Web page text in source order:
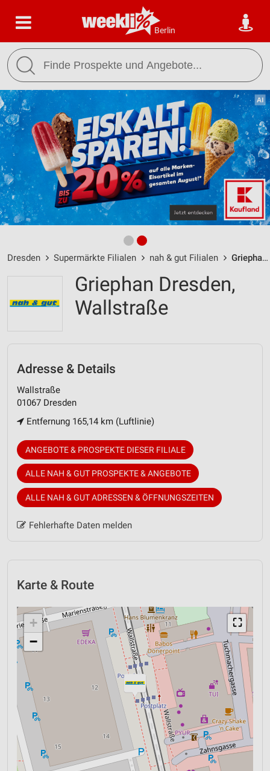
Berlin
Dresden Supermärkte Filialen nah & gut Filialen Griephan Dresden / Wallstraße - Öffnungszeiten & Adresse
Griephan Dresden,
Wallstraße
Adresse & Details
Wallstraße
01067 Dresden
Entfernung 165,14 km (Luftlinie)
ANGEBOTE & PROSPEKTE DIESER FILIALE
ALLE NAH & GUT PROSPEKTE & ANGEBOTE
ALLE NAH & GUT ADRESSEN & ÖFFNUNGSZEITEN
Fehlerhafte Daten melden
Karte & Route
⛶
+
−